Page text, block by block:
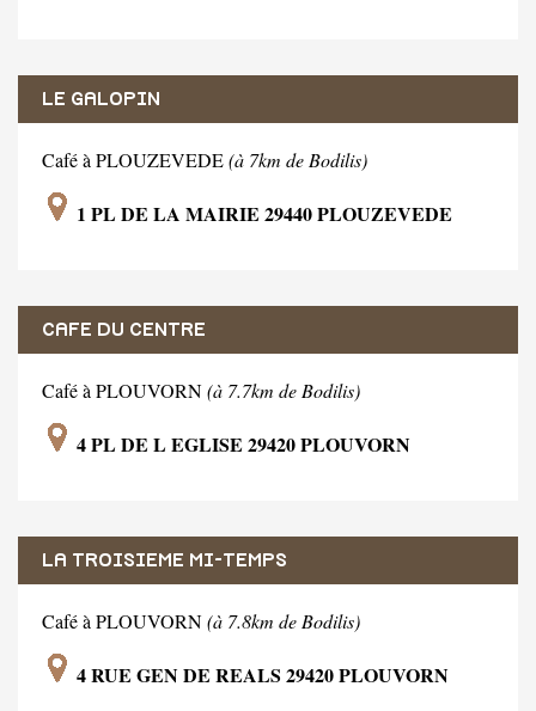
LE GALOPIN
Café à PLOUZEVEDE(à 7km de Bodilis)
1 PL DE LA MAIRIE 29440 PLOUZEVEDE
CAFE DU CENTRE
Café à PLOUVORN(à 7.7km de Bodilis)
4 PL DE L EGLISE 29420 PLOUVORN
LA TROISIEME MI-TEMPS
Café à PLOUVORN(à 7.8km de Bodilis)
4 RUE GEN DE REALS 29420 PLOUVORN